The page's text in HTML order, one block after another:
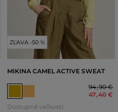
ZĽAVA -50 %
MIKINA CAMEL ACTIVE SWEAT
94,90 €
47,40 €
Dostupné veľkosti: